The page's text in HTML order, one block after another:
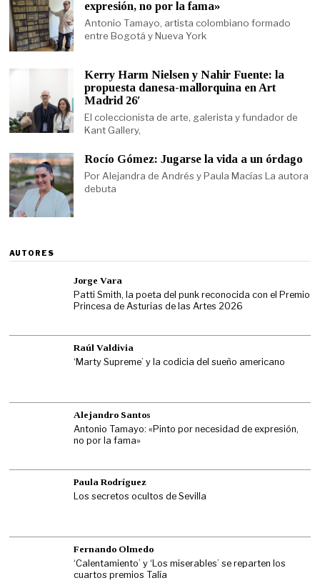
expresión, no por la fama»
Antonio Tamayo, artista colombiano formado
entre Bogotá y Nueva York
Kerry Harm Nielsen y Nahir Fuente: la
propuesta danesa-mallorquina en Art
Madrid 26′
El coleccionista de arte, galerista y fundador de
Kant Gallery,
Rocío Gómez: Jugarse la vida a un órdago
Por Alejandra de Andrés y Paula Macías La autora
debuta
AUTORES
Jorge Vara
Patti Smith, la poeta del punk reconocida con el Premio
Princesa de Asturias de las Artes 2026
Raúl Valdivia
‘Marty Supreme’ y la codicia del sueño americano
Alejandro Santos
Antonio Tamayo: «Pinto por necesidad de expresión,
no por la fama»
Paula Rodríguez
Los secretos ocultos de Sevilla
Fernando Olmedo
‘Calentamiento’ y ‘Los miserables’ se reparten los
cuartos premios Talía